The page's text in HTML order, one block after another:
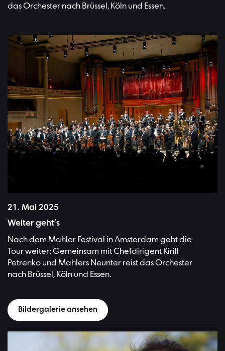
das Orchester nach Brüssel, Köln und Essen.
21. Mai 2025
Weiter geht’s
Nach dem Mahler Festival in Amsterdam geht die
Tour weiter: Gemeinsam mit Chefdirigent Kirill
Petrenko und Mahlers Neunter reist das Orchester
nach Brüssel, Köln und Essen.
Bildergalerie ansehen